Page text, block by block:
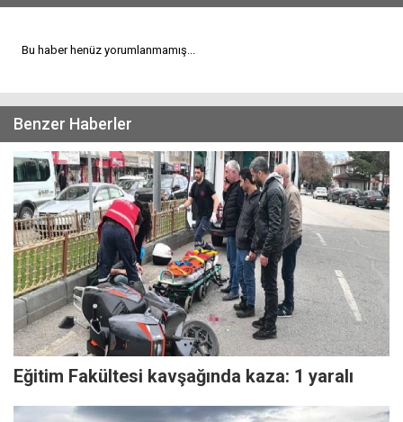
Bu haber henüz yorumlanmamış...
Benzer Haberler
Eğitim Fakültesi kavşağında kaza: 1 yaralı